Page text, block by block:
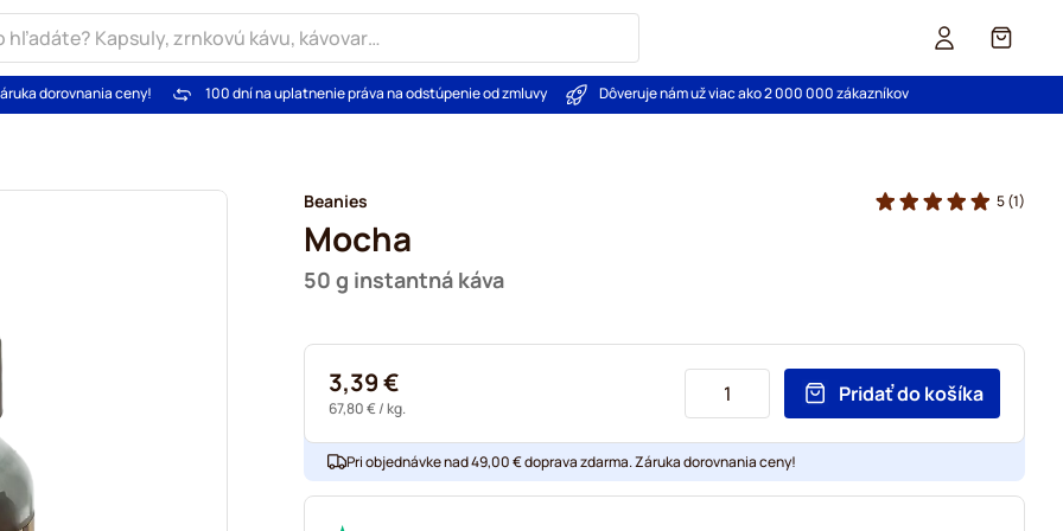
Košík
dorovnania ceny! 100 dní na uplatnenie práva na odstúpenie od zmluvy Dôveruje nám už viac ako 2 000 000 zákazníkov
Beanies
Mocha
50 g instantná káva
5(1)
3,39 €
67,80 €/ kg.
Pridať do košíka
Pri objednávke nad 49,00 € doprava zdarma. Záruka dorovnania ceny!